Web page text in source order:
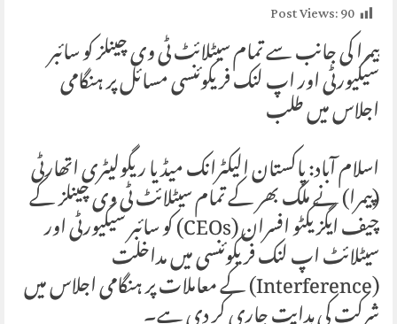
Post Views:90
پیمرا کی جانب سے تمام سیٹلائٹ ٹی وی چینلز کو سائبر
سیکیورٹی اور اپ لنک فریکوئنسی مسائل پر ہنگامی
اجلاس میں طلب
اسلام آباد: پاکستان الیکٹرانک میڈیا ریگولیٹری اتھارٹی
(پیمرا) نے ملک بھر کے تمام سیٹلائٹ ٹی وی چینلز کے
چیف ایگزیکٹو افسران (CEOs) کو سائبر سیکیورٹی اورسیٹلائٹ اپ لنک فریکوئنسی میں مداخلت
(Interference) کے معاملات پر ہنگامی اجلاس میں